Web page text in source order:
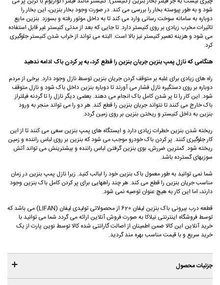
شود و به طور پیوسته بخار را بررسی می کند. در صورت وجود بخار بنزین، این بخار را
دوباره به سامانه سوخت رسانی وارد می کند تا به داخل موتور رفته و بسوزد. بنزین مایع
تاثیرات مخرب زیادی بر روی کنیستر دارد. تا جایی که بعد از مدتی کنیستر غیر قابل استفاده
می شود و هزینه تعمیر کنیستر نیز بالا است. البته می تواند از خراب شدن کنیستر جلوگیری
کرد.
هنگامی که نازل پمپ بنزین جریان بنزین را قطع کرد، به پر کردن باک ادامه ندهید
راه های زیادی برای غلبه بر متوقف کردن جریان بنزین توسط نازل وجود دارد. برخی از مردم
دوباره بر روی دستگیره نازل فشار می آورند تا دوباره بنزین داخل باک شود و نازل متوقف
شود. این کار را تا پر شدن کامل باک انجام می دهند. بعضی دیگر نازل را تا گردنه فیلتراز
باک خارج می کنند تا نتواند جریان بنزین را قطع کند. هر دو را می تواند منجر به ورود
بنزین به داخل کنیستر و ریختن بنزین بر روی زمین گردد.
ریخته شدن بنزین خطرات زیادی دارد و ایستگاه های پمپ بنزین سعی می کنند تا از این
کار جلوگیری کنند. پر کردن باک خودرو موجب می شود که بنزین بر روی لباس راننده و زمین
ریخته شود. کمترین ضررش، بوی بنزین گرفتن لباس راننده و بیشترینش می تواند آتش
سوزیهای گسترده باشد.
شما نمی توانید به طور معمول باک بنزین خود را لبالب کنید. زیرا نازل پمپ بنزین در زمان
مناسب جریان بنزین را قطع می کند. هر چند راههایی برای پر کردن کامل باک بنزین وجود
دارند، اما این کار به هیچ عنوان توصیه نمی شود.
قطعه درب بیرونی باک بنزین لیفان 620 از محصولاتی تولیدی لیفان (LIFAN) می باشد که
توسط فروشگاه اینترنتی نیلاکا به صورت فروش آنلاین ارائه می گردد شما می توانید با
خرید آنلاین این کالا ضمن اطمینان از اصالت گارانتی شده کالا توسط نوین پارت از یک
خرید سریع و با قیمت مناسب بهره مند گردید.
جزئیات محصول